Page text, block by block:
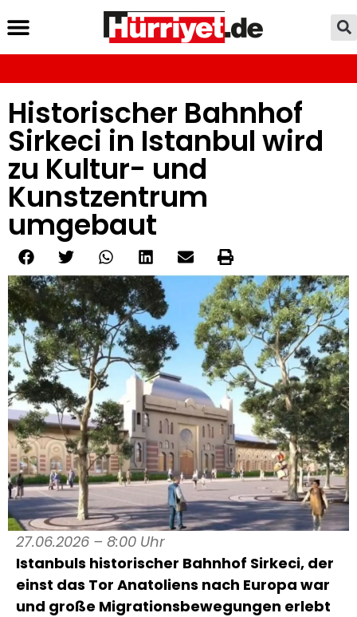
Historischer Bahnhof
Sirkeci in Istanbul wird
zu Kultur- und
Kunstzentrum
umgebaut
27.06.2026 – 8:00 Uhr
Istanbuls historischer Bahnhof Sirkeci, der
einst das Tor Anatoliens nach Europa war
und große Migrationsbewegungen erlebt